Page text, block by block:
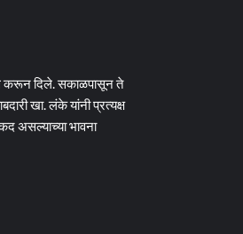
करून दिले. सकाळपासून ते
खा. लंके यांनी प्रत्यक्ष
असल्याच्या भावना